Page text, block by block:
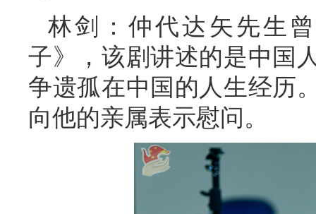
林剑：仲代达矢先生
子》，该剧讲述的是中国
争遗孤在中国的人生经历
向他的亲属表示慰问。